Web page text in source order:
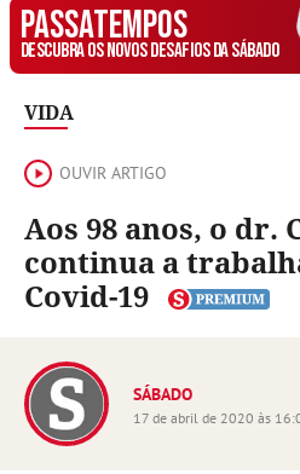
PASSATEMPOS
DESCUBRA OS NOVOS DESAFIOS DA SÁBADO
VIDA
OUVIR ARTIGO
Aos 98 anos, o dr.
continua a
Covid-19
SÁBADO
17 de abril de 2020 às